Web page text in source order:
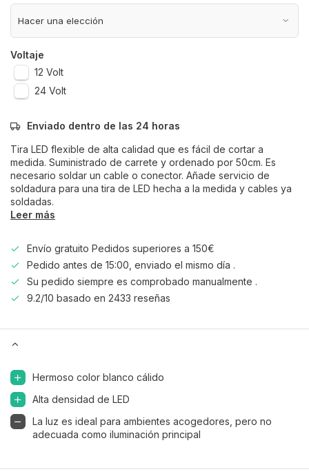
Voltaje
12 Volt
24 Volt
Enviado dentro de las 24 horas
Tira LED flexible de alta calidad que es fácil de cortar a
medida. Suministrado de carrete y ordenado por 50cm. Es
necesario soldar un cable o conector. Añade servicio de
soldadura para una tira de LED hecha a la medida y cables ya
soldadas.
Leer más
Envío gratuito Pedidos superiores a 150€
Pedido antes de 15:00, enviado el mismo día .
Su pedido siempre es comprobado manualmente .
9.2/10 basado en 2433 reseñas
Hermoso color blanco cálido
Alta densidad de LED
La luz es ideal para ambientes acogedores, pero no
adecuada como iluminación principal